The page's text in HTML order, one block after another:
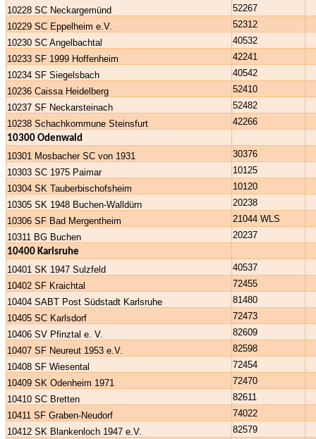
10228 SC Neckargemünd
52267
10229 SC Eppelheim e.V.
52312
10230 SC Angelbachtal
40532
10233 SF 1999 Hoffenheim
42241
10234 SF Siegelsbach
40542
10236 Caissa Heidelberg
52410
10237 SF Neckarsteinach
52482
10238 Schachkommune Steinsfurt
42266
10300 Odenwald
10301 Mosbacher SC von 1931
30376
10303 SC 1975 Paimar
10125
10304 SK Tauberbischofsheim
10120
10305 SK 1948 Buchen-Walldürn
20238
10306 SF Bad Mergentheim
21044 WLS
10311 BG Buchen
20237
10400 Karlsruhe
10401 SK 1947 Sulzfeld
40537
10402 SF Kraichtal
72455
10404 SABT Post Südstadt Karlsruhe
81480
10405 SC Karlsdorf
72473
10406 SV Pfinztal e. V.
82609
10407 SF Neureut 1953 e.V.
82598
10408 SF Wiesental
72454
10409 SK Odenheim 1971
72470
10410 SC Bretten
82611
10411 SF Graben-Neudorf
74022
10412 SK Blankenloch 1947 e.V.
82579